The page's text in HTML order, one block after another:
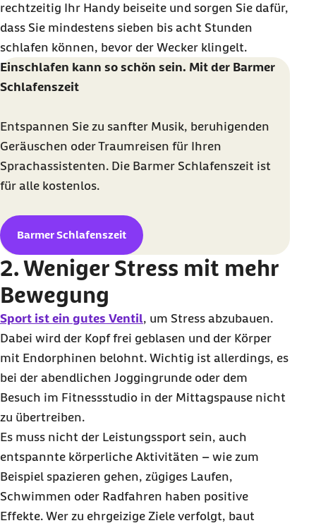
rechtzeitig Ihr Handy beiseite und sorgen Sie dafür,
dass Sie mindestens sieben bis acht Stunden
schlafen können, bevor der Wecker klingelt.
Einschlafen kann so schön sein. Mit der Barmer
Schlafenszeit
Entspannen Sie zu sanfter Musik, beruhigenden
Geräuschen oder Traumreisen für Ihren
Sprachassistenten. Die Barmer Schlafenszeit ist
für alle kostenlos.
Barmer Schlafenszeit
2. Weniger Stress mit mehr
Bewegung
Sport ist ein gutes Ventil, um Stress abzubauen.
Dabei wird der Kopf frei geblasen und der Körper
mit Endorphinen belohnt. Wichtig ist allerdings, es
bei der abendlichen Joggingrunde oder dem
Besuch im Fitnessstudio in der Mittagspause nicht
zu übertreiben.
Es muss nicht der Leistungssport sein, auch
entspannte körperliche Aktivitäten – wie zum
Beispiel spazieren gehen, zügiges Laufen,
Schwimmen oder Radfahren haben positive
Effekte. Wer zu ehrgeizige Ziele verfolgt, baut